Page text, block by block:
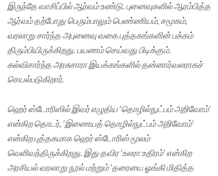
இருந்தே வாசிப்பில் ஆர்வம் உண்டு. புனைவுகளில் ஆரம்பித்த
ஆர்வம் தற்போது பெரும்பாலும் பெண்ணியம், சமூகம்,
வரலாறு சார்ந்த அபுனைவு வகை புத்தகங்களின் பக்கம்
திரும்பியிருக்கிறது. பயணம் செய்வது பிடிக்கும்.
கல்விசார்ந்த அரசுசாரா இயக்கங்களில் தன்னார்வலராகச்
செயல்படுகிறார்.
ஹெர் ஸ்டோரிஸில் இவர் எழுதிய ‘தொழில்நுட்பம் அறிவோம்’
என்கிற தொடர், ‘இணையத் தொழில்நுட்பம் அறிவோம்’
என்கிற புத்தகமாக ஹெர் ஸ்டோரிஸ் மூலம்
வெளிவந்திருக்கிறது. இது தவிர ‘உலரா உதிரம்’ என்கிற
அரசியல் வரலாறு நூல் மற்றும் ‘தரையை ஓங்கி மிதித்த